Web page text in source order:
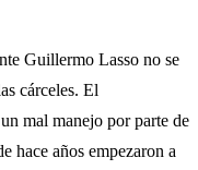
Guillermo Lasso no se
cárceles. El
mal manejo por parte de
hace años empezaron a